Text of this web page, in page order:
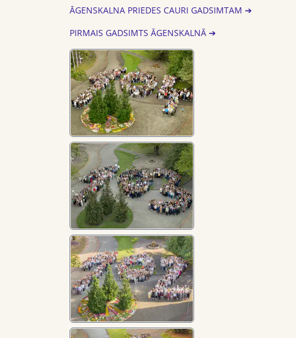
ĀGENSKALNA PRIEDES CAURI GADSIMTAM ➔
PIRMAIS GADSIMTS ĀGENSKALNĀ ➔